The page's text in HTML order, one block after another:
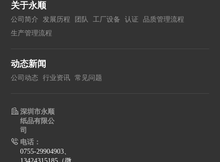
关于永顺
公司简介 发展历程 团队 工厂设备 认证
品质管理流程
生产管理流程
动态新闻
公司动态 行业资讯 常见问题
深圳市永顺
纸品有限公
司
电话：
0755-29904903、
13424315185（微